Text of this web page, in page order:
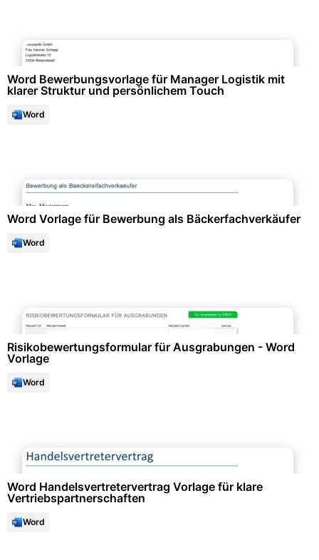
Word Bewerbungsvorlage für Manager Logistik mit
klarer Struktur und persönlichem Touch
Word
Word Vorlage für Bewerbung als Bäckerfachverkäufer
Word
Risikobewertungsformular für Ausgrabungen - Word
Vorlage
Word
Word Handelsvertretervertrag Vorlage für klare
Vertriebspartnerschaften
Word